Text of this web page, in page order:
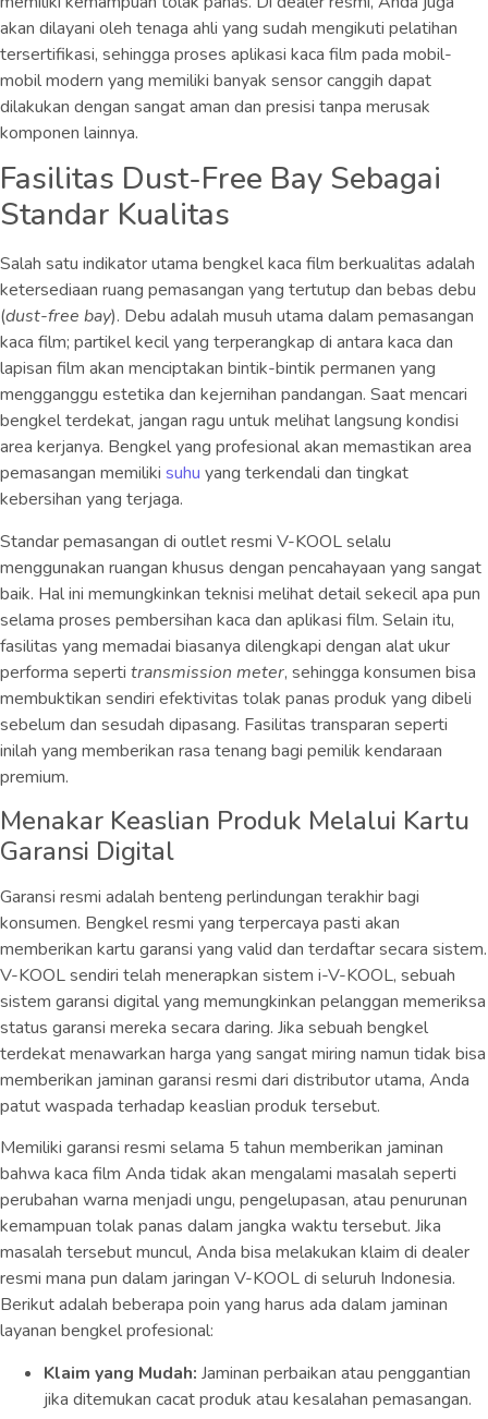
akan dilayani oleh tenaga ahli yang sudah mengikuti pelatihan
tersertifikasi, sehingga proses aplikasi kaca film pada mobil-
mobil modern yang memiliki banyak sensor canggih dapat
dilakukan dengan sangat aman dan presisi tanpa merusak
komponen lainnya.
Fasilitas Dust-Free Bay Sebagai
Standar Kualitas
Salah satu indikator utama bengkel kaca film berkualitas adalah
ketersediaan ruang pemasangan yang tertutup dan bebas debu
(dust-free bay). Debu adalah musuh utama dalam pemasangan
kaca film; partikel kecil yang terperangkap di antara kaca dan
lapisan film akan menciptakan bintik-bintik permanen yang
mengganggu estetika dan kejernihan pandangan. Saat mencari
bengkel terdekat, jangan ragu untuk melihat langsung kondisi
area kerjanya. Bengkel yang profesional akan memastikan area
pemasangan memiliki suhu yang terkendali dan tingkat
kebersihan yang terjaga.
Standar pemasangan di outlet resmi V-KOOL selalu
menggunakan ruangan khusus dengan pencahayaan yang sangat
baik. Hal ini memungkinkan teknisi melihat detail sekecil apa pun
selama proses pembersihan kaca dan aplikasi film. Selain itu,
fasilitas yang memadai biasanya dilengkapi dengan alat ukur
performa seperti transmission meter, sehingga konsumen bisa
membuktikan sendiri efektivitas tolak panas produk yang dibeli
sebelum dan sesudah dipasang. Fasilitas transparan seperti
inilah yang memberikan rasa tenang bagi pemilik kendaraan
premium.
Menakar Keaslian Produk Melalui Kartu
Garansi Digital
Garansi resmi adalah benteng perlindungan terakhir bagi
konsumen. Bengkel resmi yang terpercaya pasti akan
memberikan kartu garansi yang valid dan terdaftar secara sistem.
V-KOOL sendiri telah menerapkan sistem i-V-KOOL, sebuah
sistem garansi digital yang memungkinkan pelanggan memeriksa
status garansi mereka secara daring. Jika sebuah bengkel
terdekat menawarkan harga yang sangat miring namun tidak bisa
memberikan jaminan garansi resmi dari distributor utama, Anda
patut waspada terhadap keaslian produk tersebut.
Memiliki garansi resmi selama 5 tahun memberikan jaminan
bahwa kaca film Anda tidak akan mengalami masalah seperti
perubahan warna menjadi ungu, pengelupasan, atau penurunan
kemampuan tolak panas dalam jangka waktu tersebut. Jika
masalah tersebut muncul, Anda bisa melakukan klaim di dealer
resmi mana pun dalam jaringan V-KOOL di seluruh Indonesia.
Berikut adalah beberapa poin yang harus ada dalam jaminan
layanan bengkel profesional:
Klaim yang Mudah: Jaminan perbaikan atau penggantian
jika ditemukan cacat produk atau kesalahan pemasangan.